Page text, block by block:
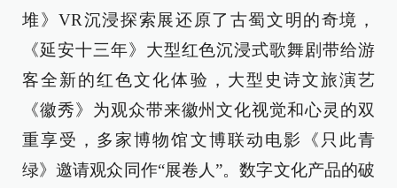
堆》VR沉浸探索展还原了古蜀文明的奇境，
《延安十三年》大型红色沉浸式歌舞剧带给游
客全新的红色文化体验，大型史诗文旅演艺
《徽秀》为观众带来徽州文化视觉和心灵的双
重享受，多家博物馆文博联动电影《只此青
绿》邀请观众同作“展卷人”。数字文化产品的破